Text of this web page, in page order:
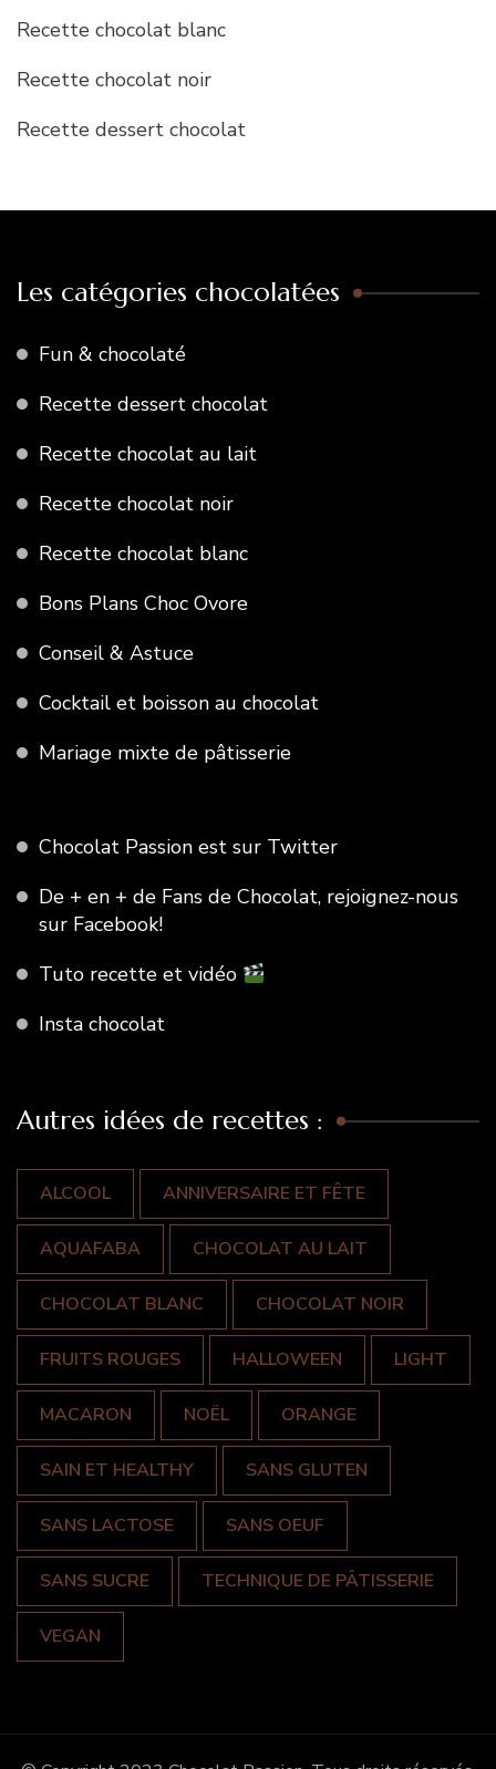
Recette chocolat blanc
Recette chocolat noir
Recette dessert chocolat
Les catégories chocolatées
Fun & chocolaté
Recette dessert chocolat
Recette chocolat au lait
Recette chocolat noir
Recette chocolat blanc
Bons Plans Choc Ovore
Conseil & Astuce
Cocktail et boisson au chocolat
Mariage mixte de pâtisserie
Chocolat Passion est sur Twitter
De + en + de Fans de Chocolat, rejoignez-nous
sur Facebook!
Tuto recette et vidéo
Insta chocolat
Autres idées de recettes :
ALCOOL ANNIVERSAIRE ET FÊTE
AQUAFABA CHOCOLAT AU LAIT
CHOCOLAT BLANC CHOCOLAT NOIR
FRUITS ROUGES HALLOWEEN LIGHT
MACARON NOËL ORANGE
SAIN ET HEALTHY SANS GLUTEN
SANS LACTOSE SANS OEUF
SANS SUCRE TECHNIQUE DE PÂTISSERIE
VEGAN